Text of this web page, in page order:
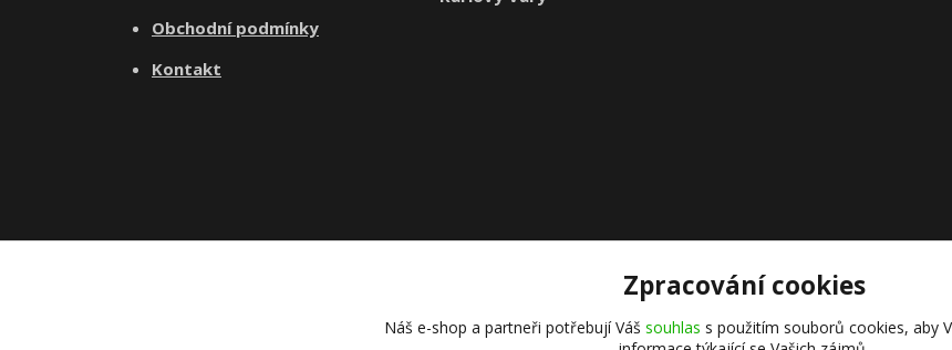
Obchodní podmínky
Kontakt
Zpracování cookies
Náš e-shop a partneři potřebují Váš souhlas s použitím souborů cookies, aby